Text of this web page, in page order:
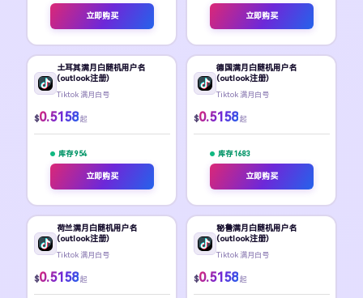
立即购买 立即购买
土耳其满月白随机用户名
(outlook注册)
Tiktok 满月白号
$0.5158 起
库存 954
立即购买
德国满月白随机用户名
(outlook注册)
Tiktok 满月白号
$0.5158 起
库存 1683
立即购买
荷兰满月白随机用户名
(outlook注册)
Tiktok 满月白号
$0.5158 起
秘鲁满月白随机用户名
(outlook注册)
Tiktok 满月白号
$0.5158 起